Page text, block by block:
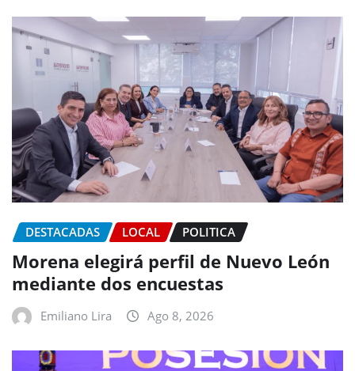
DESTACADAS LOCAL POLITICA
Morena elegirá perfil de Nuevo León
mediante dos encuestas
Emiliano Lira Ago 8, 2026